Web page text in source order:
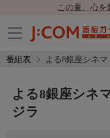
この夏、心を
番組表 よる8銀座シネ
よる8銀座シネ
ジラ